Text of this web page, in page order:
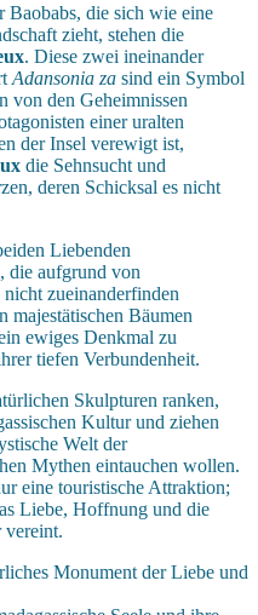
Baobabs, die sich wie eine
zieht, stehen die
. Diese zwei ineinander
Adansonia za sind ein Symbol
von den Geheimnissen
einer uralten
der Insel verewigt ist,
die Sehnsucht und
deren Schicksal es nicht
Liebenden
die aufgrund von
zueinanderfinden
majestätischen Bäumen
ewiges Denkmal zu
tiefen Verbundenheit.
Skulpturen ranken,
Kultur und ziehen
Welt der
Mythen eintauchen wollen.
eine touristische Attraktion;
Liebe, Hoffnung und die
vereint.
Monument der Liebe und